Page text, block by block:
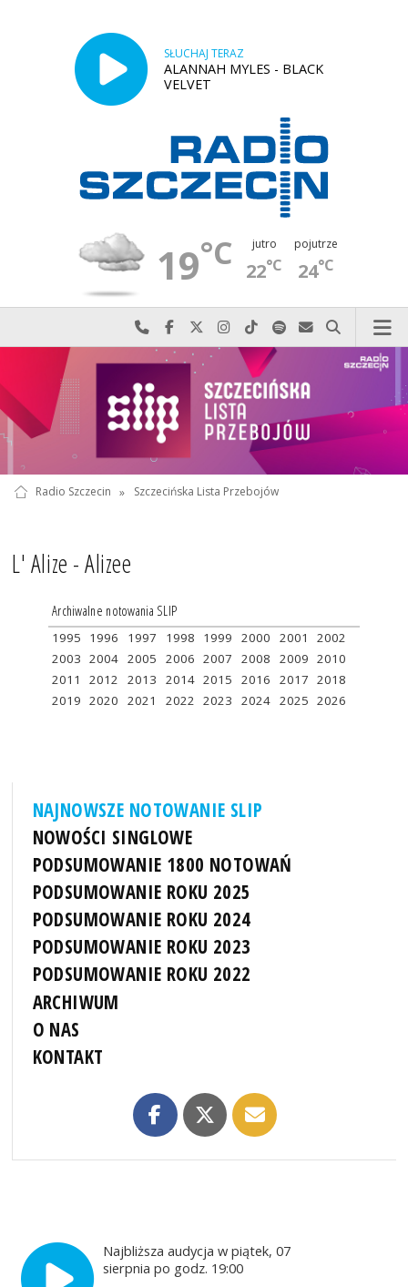
SŁUCHAJ TERAZ
ALANNAH MYLES - BLACK
VELVET
19°C jutro
22°C
pojutrze
24°C
Najlepiej po prostu do nas zadzwoń
Odwiedź nas na Facebook-u
Odwiedź nas na X
Odwiedź nas na Instagram-ie
Odwiedź nas na TikTok-u
Szukaj nas na Spotify
Wyślij do nas
Szukaj
Radio Szczecin » Szczecińska Lista Przebojów
L' Alize - Alizee
Archiwalne notowania SLIP
1995 1996 1997 1998 1999 2000 2001
2002
2003 2004 2005 2006 2007 2008 2009 2010
2011
2012 2013 2014 2015 2016 2017 2018
2019 2020 2021 2022 2023 2024 2025 2026
NAJNOWSZE NOTOWANIE SLIP
NOWOŚCI SINGLOWE
PODSUMOWANIE 1800 NOTOWAŃ
PODSUMOWANIE ROKU 2025
PODSUMOWANIE ROKU 2024
PODSUMOWANIE ROKU 2023
PODSUMOWANIE ROKU 2022
ARCHIWUM
O NAS
KONTAKT
Najbliższa audycja w piątek, 07
sierpnia po godz. 19:00